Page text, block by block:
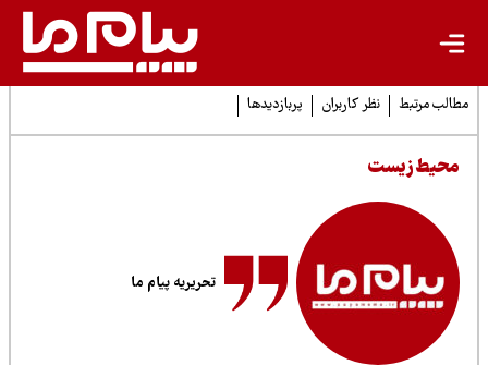
مرتبط نظر کاربران پربازدیدها
زیست
تحریریه پیام ما